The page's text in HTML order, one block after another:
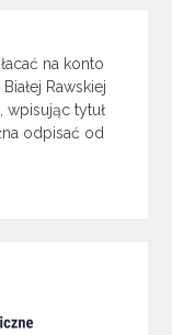
na konto
Rawskiej
, wpisując tytuł
odpisać od